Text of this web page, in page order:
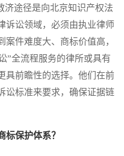
途径是向北京知识产权法
诉讼领域，必须由执业律师
件难度大、商标价值高，
”全流程服务的律所或具有
具前瞻性的选择。他们在前
讼标准来要求，确保证据链
标保护体系？